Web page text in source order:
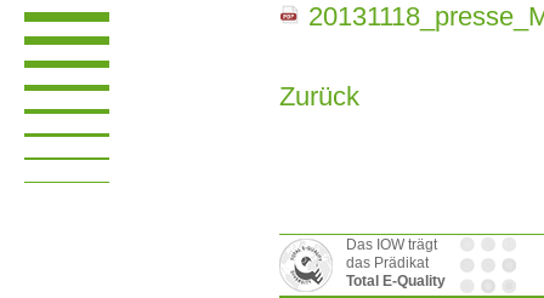
Zurück
Das IOW trägt
das Prädikat
Total E-Quality